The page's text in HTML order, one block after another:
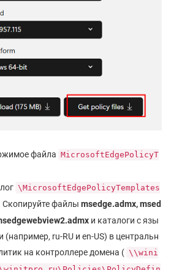
файла MicrosoftEdgePolicyT
\MicrosoftEdgePolicyTemplates
Cкопируйте файлы msedge.admx,msed
и каталоги с язы
ru-RU и en-US) в центральн
на контроллере домена ( \\wini